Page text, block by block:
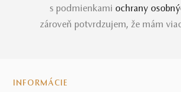
s podmienkami ochrany
zároveň potvrdzujem, že mám
INFORMÁCIE